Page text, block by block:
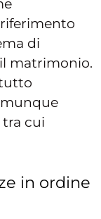
di
matrimonio.
cui
in ordine